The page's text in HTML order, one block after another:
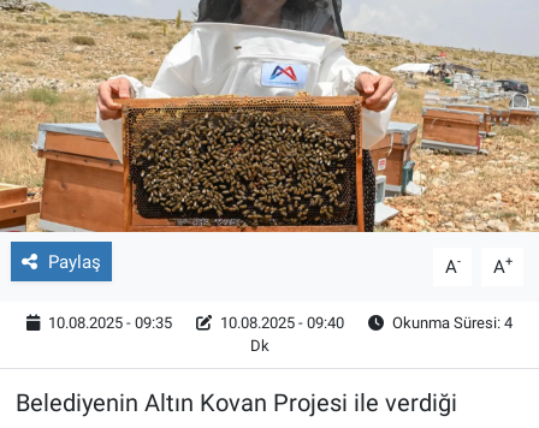
Paylaş A- A+
10.08.2025 - 09:35 10.08.2025 - 09:40
Okunma Süresi: 4
Dk
Belediyenin Altın Kovan Projesi ile verdiği
Köşe Yazıları
Röportaj
Video Galeri
Haber Arşivi